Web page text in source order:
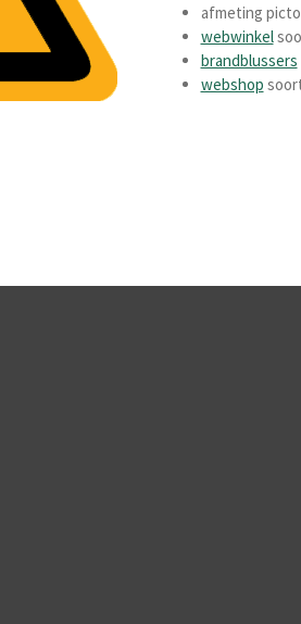
afmeting
webwinkel
brandblussers
webshop